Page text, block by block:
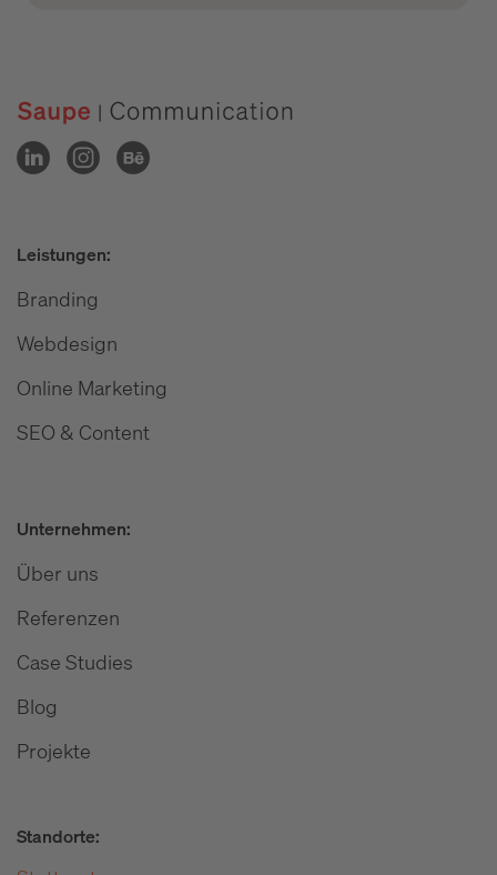
Leistungen:
Branding
Webdesign
Online Marketing
SEO & Content
Unternehmen:
Über uns
Referenzen
Case Studies
Blog
Projekte
Standorte: